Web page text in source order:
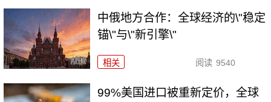
中俄地方合作：全球经济的\"稳定
锚\"与\"新引擎\"
相关 阅读 9540
99%美国进口被重新定价，全球